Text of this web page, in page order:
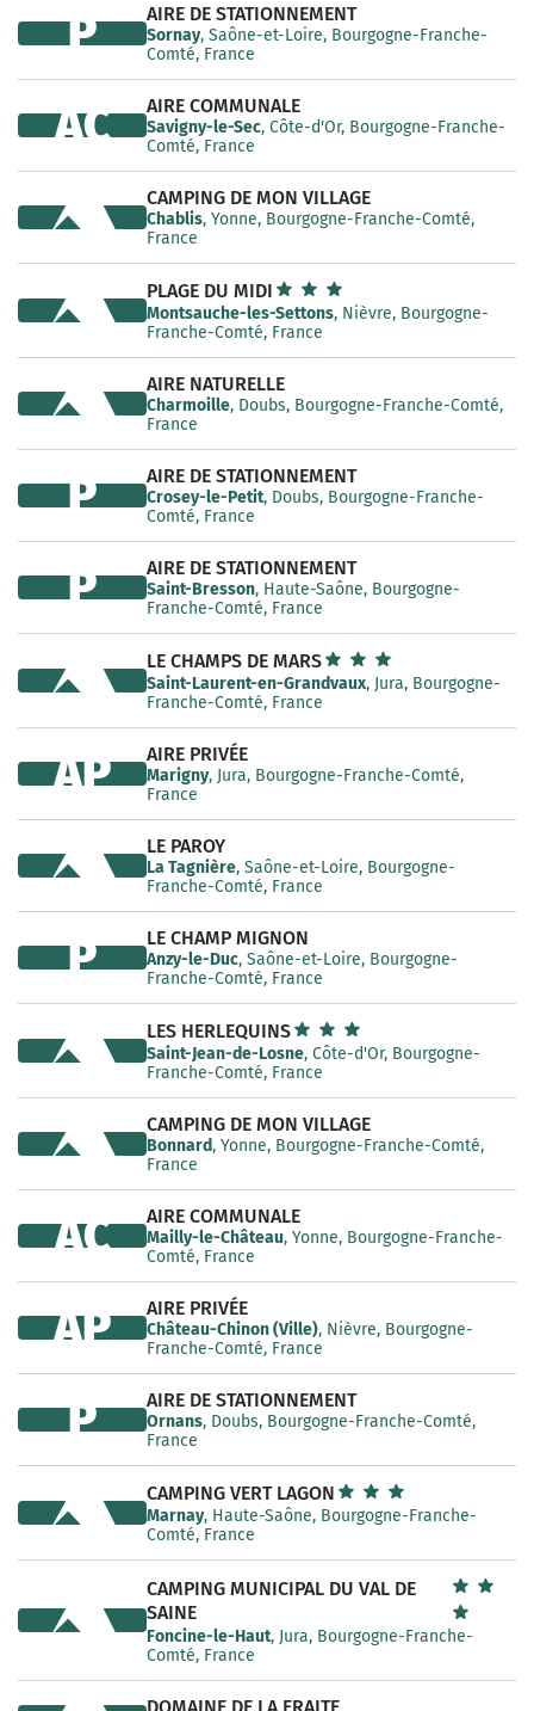
AIRE DE STATIONNEMENT
Sornay, Saône-et-Loire, Bourgogne-Franche-
Comté, France
P
AIRE COMMUNALE
Savigny-le-Sec, Côte-d'Or, Bourgogne-Franche-
Comté, France
AC
CAMPING DE MON VILLAGE
Chablis, Yonne, Bourgogne-Franche-Comté,
France
PLAGE DU MIDI
Montsauche-les-Settons, Nièvre, Bourgogne-
Franche-Comté, France
AIRE NATURELLE
Charmoille, Doubs, Bourgogne-Franche-Comté,
France
AIRE DE STATIONNEMENT
Crosey-le-Petit, Doubs, Bourgogne-Franche-
Comté, France
P
AIRE DE STATIONNEMENT
Saint-Bresson, Haute-Saône, Bourgogne-
Franche-Comté, France
P
LE CHAMPS DE MARS
Saint-Laurent-en-Grandvaux, Jura, Bourgogne-
Franche-Comté, France
AIRE PRIVÉE
Marigny, Jura, Bourgogne-Franche-Comté,
France
AP
LE PAROY
La Tagnière, Saône-et-Loire, Bourgogne-
Franche-Comté, France
LE CHAMP MIGNON
Anzy-le-Duc, Saône-et-Loire, Bourgogne-
Franche-Comté, France
P
LES HERLEQUINS
Saint-Jean-de-Losne, Côte-d'Or, Bourgogne-
Franche-Comté, France
CAMPING DE MON VILLAGE
Bonnard, Yonne, Bourgogne-Franche-Comté,
France
AIRE COMMUNALE
Mailly-le-Château, Yonne, Bourgogne-Franche-
Comté, France
AC
AIRE PRIVÉE
Château-Chinon (Ville), Nièvre, Bourgogne-
Franche-Comté, France
AP
AIRE DE STATIONNEMENT
Ornans, Doubs, Bourgogne-Franche-Comté,
France
P
CAMPING VERT LAGON
Marnay, Haute-Saône, Bourgogne-Franche-
Comté, France
CAMPING MUNICIPAL DU VAL DE
SAINE
Foncine-le-Haut, Jura, Bourgogne-Franche-
Comté, France